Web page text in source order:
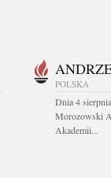
POLSKA
Dnia 4
Morozowski
Akademii...